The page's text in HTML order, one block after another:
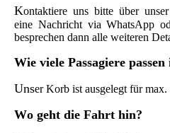
Kontaktiere uns bitte über
eine Nachricht via WhatsApp
besprechen dann alle weiteren
Wie viele Passagiere
Unser Korb ist ausgelegt für max.
Wo geht die Fahrt hin?